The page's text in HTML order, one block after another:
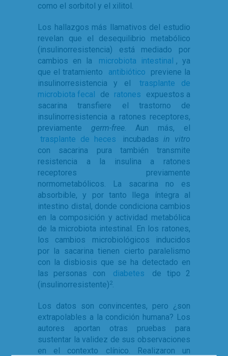
como el sorbitol y el xilitol.
Los hallazgos más llamativos del estudio
revelan que el desequilibrio metabólico
(insulinorresistencia) está mediado por
cambios en la
microbiota intestinal , ya
que el tratamiento
antibiótico
previene la
insulinorresistencia y el
trasplante de
microbiota fecal
de ratones
expuestos a
sacarina transfiere el trastorno de
insulinorresistencia a ratones receptores,
previamente germ-free. Aun más, el
trasplante de heces
incubadasin vitro
con sacarina pura también transmite
resistencia a la insulina a ratones
receptores previamente
normometabólicos. La sacarina no es
absorbible, y por tanto llega íntegra al
intestino distal, donde condiciona cambios
en la composición y actividad metabólica
de la microbiota intestinal. En los ratones,
los cambios microbiológicos inducidos
por la sacarina tienen cierto paralelismo
con la disbiosis que se ha detectado en
las personas con
diabetes
de tipo 2
(insulinorresistente)2.
Los datos son convincentes, pero ¿son
extrapolables a la condición humana? Los
autores aportan otras pruebas para
sustentar la validez de sus observaciones
en el contexto clínico. Realizaron un